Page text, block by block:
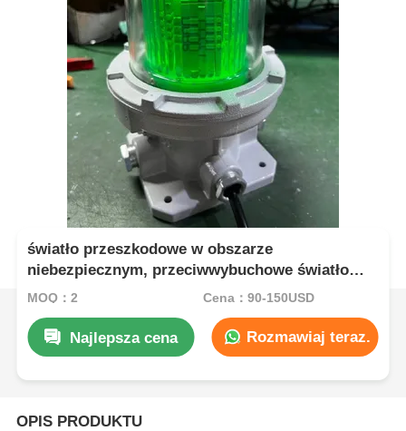
światło przeszkodowe w obszarze
niebezpiecznym, przeciwwybuchowe światło
przeszkodowe w lotnictwie
MOQ：2 Cena：90-150USD
Najlepsza cena Rozmawiaj teraz.
OPIS PRODUKTU